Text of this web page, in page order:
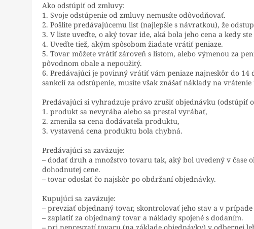
Ako odstúpiť od zmluvy:
1. Svoje odstúpenie od zmluvy nemusíte odôvodňovať.
2. Pošlite predávajúcemu list (najlepšie s návratkou), že
3. V liste uveďte, o aký tovar ide, aká bola jeho cena a kedy
4. Uveďte tiež, akým spôsobom žiadate vrátiť peniaze.
5. Tovar môžete vrátiť zároveň s listom, alebo výmenou za
pôvodnom obale a nepoužitý.
6. Predávajúci je povinný vrátiť vám peniaze najneskôr do
sankcií za odstúpenie, musíte však znášať náklady na
Predávajúci si vyhradzuje právo zrušiť objednávku (odstúpiť
1. produkt sa nevyrába alebo sa prestal vyrábať,
2. zmenila sa cena dodávateľa produktu,
3. vystavená cena produktu bola chybná.
Predávajúci sa zaväzuje:
– dodať druh a množstvo tovaru tak, aký bol uvedený v čase
dohodnutej cene.
– tovar odoslať čo najskôr po obdržaní objednávky.
Kupujúci sa zaväzuje:
– prevziať objednaný tovar, skontrolovať jeho stav a v
– zaplatiť za objednaný tovar a náklady spojené s dodaním.